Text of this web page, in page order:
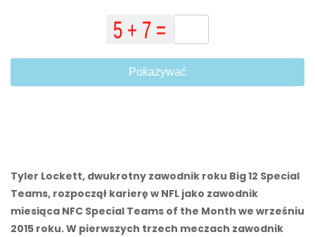
Pokazywać
Tyler Lockett, dwukrotny zawodnik roku Big 12 Special
Teams, rozpoczął karierę w NFL jako zawodnik
miesiąca NFC Special Teams of the Month we wrześniu
2015 roku. W pierwszych trzech meczach zawodnik